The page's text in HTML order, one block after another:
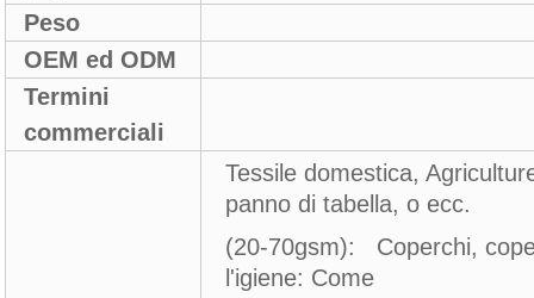
Peso
OEM ed ODM
Termini
commerciali
Tessile domestica,
panno di tabella, o ecc.
(20-70gsm): Coperchi,
l'igiene: Come